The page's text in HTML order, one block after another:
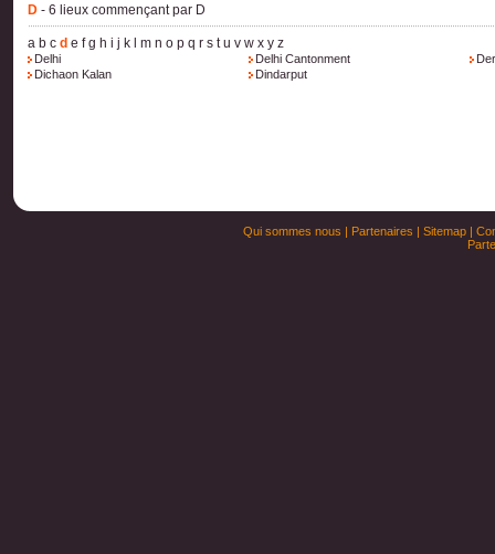
D - 6 lieux commençant par D
a b c d e fg h i j k m n o p q r s tu v w x y z
Delhi Delhi Cantonment
Dichaon Kalan
Dindarput
Qui sommes nous | Partenaires | Sitemap|